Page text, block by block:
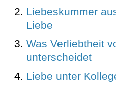
Liebeskummer
Liebe
Was Verliebtheit
unterscheidet
Liebe unter